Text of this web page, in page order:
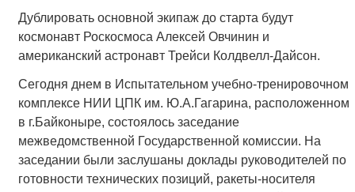
Дублировать основной экипаж до старта будут
космонавт Роскосмоса Алексей Овчинин и
американский астронавт Трейси Колдвелл-Дайсон.
Сегодня днем в Испытательном учебно-тренировочном
комплексе НИИ ЦПК им. Ю.А.Гагарина, расположенном
в г.Байконыре, состоялось заседание
межведомственной Государственной комиссии. На
заседании были заслушаны доклады руководителей по
готовности технических позиций, ракеты-носителя